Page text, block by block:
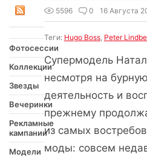
Фотосессии
Коллекции
Звезды
Вечеринки
Рекламные
кампании
Модели
5596 0 16 Августа
Теги: Hugo Boss, Peter
Супермодель
несмотря на
деятельность и
прежнему
из самых
моды: совсем